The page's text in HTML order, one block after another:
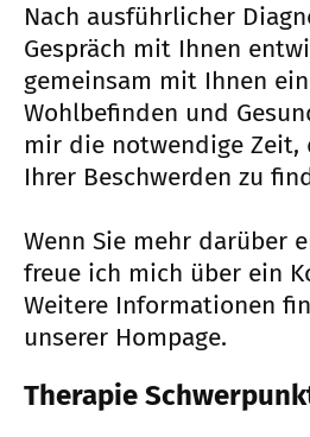
Nach ausführlicher
Gespräch mit Ihnen
gemeinsam mit Ihnen
Wohlbefinden und
mir die notwendige Zeit,
Ihrer Beschwerden zu
Wenn Sie mehr darüber
freue ich mich über ein
Weitere Informationen
unserer Hompage.
Therapie